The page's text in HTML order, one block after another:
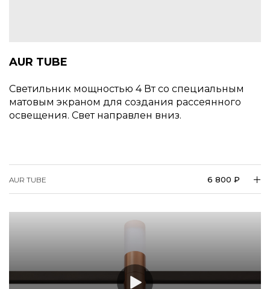
матовым экраном для создания рассеянного
освещения. Свет направлен вниз.
AUR TUBE 6 800 ₽